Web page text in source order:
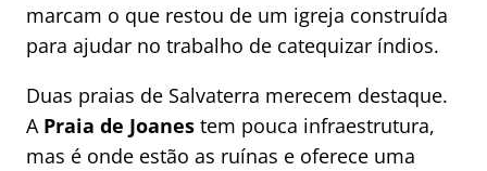
marcam o que restou de um igreja construída
para ajudar no trabalho de catequizar índios.
Duas praias de Salvaterra merecem destaque.
A Praia de Joanes tem pouca infraestrutura,
mas é onde estão as ruínas e oferece uma